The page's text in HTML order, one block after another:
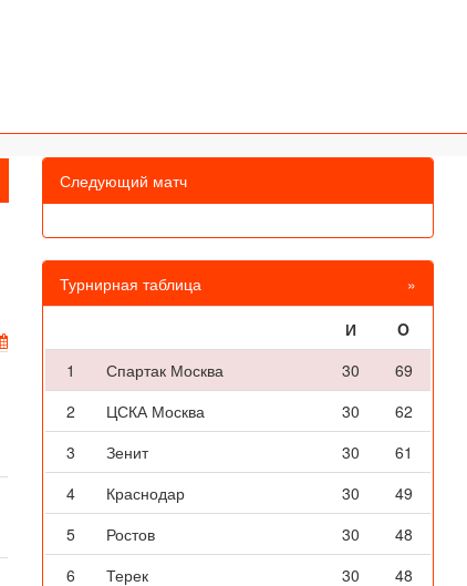
Следующий матч
Турнирная таблица »
И
O
1
Спартак Москва 30
69
2
ЦСКА Москва 30
62
3
Зенит 30
61
4
Краснодар 30
49
5
Ростов 30
48
6
Терек 30
48